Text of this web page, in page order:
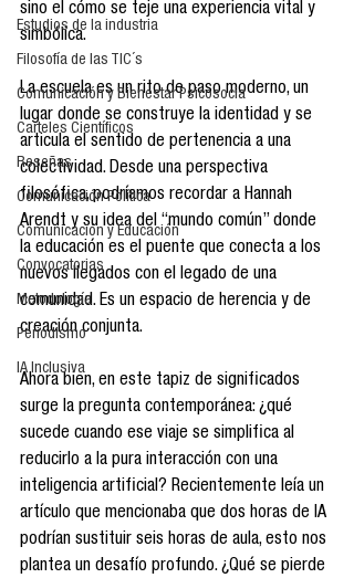
Estudios de la industria
Filosofía de las TIC´s
Comunicación y Bienestar Psicosocia
Carteles Científicos
Reseñas
Comunicación Política
Comunicación y Educación
Convocatorias
Metodología
Periodismo
IA Inclusiva
sino el cómo se teje una experiencia vital y
simbólica.
La escuela es un rito de paso moderno, un
lugar donde se construye la identidad y se
articula el sentido de pertenencia a una
colectividad. Desde una perspectiva
filosófica, podríamos recordar a Hannah
Arendt y su idea del “mundo común” donde
la educación es el puente que conecta a los
nuevos llegados con el legado de una
comunidad. Es un espacio de herencia y de
creación conjunta.
Ahora bien, en este tapiz de significados
surge la pregunta contemporánea: ¿qué
sucede cuando ese viaje se simplifica al
reducirlo a la pura interacción con una
inteligencia artificial? Recientemente leía un
artículo que mencionaba que dos horas de IA
podrían sustituir seis horas de aula, esto nos
plantea un desafío profundo. ¿Qué se pierde